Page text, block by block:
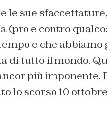
le sue
(pro e contro
e che
di tutto il mondo.
più imponente.
lo scorso 10